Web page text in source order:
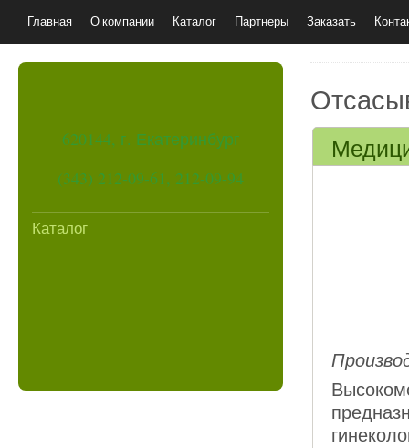
Главная О компании Каталог Партнеры Заказать
620144, г. Екатеринбург
(343) 212-09-61, 212-09-94
Каталог